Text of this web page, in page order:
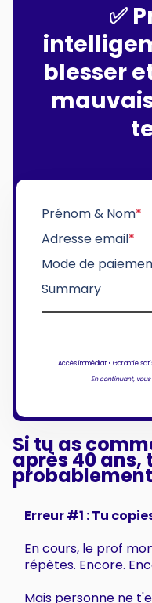
✅
blesser
Prénom & Nom*
Adresse email*
Mode de
Summary
Accès immédiat • Garantie
En continuant,
Si tu as
après 40 ans,
Erreur #1 : Tu
En cours, le prof
répètes. Encore.
Mais personne ne